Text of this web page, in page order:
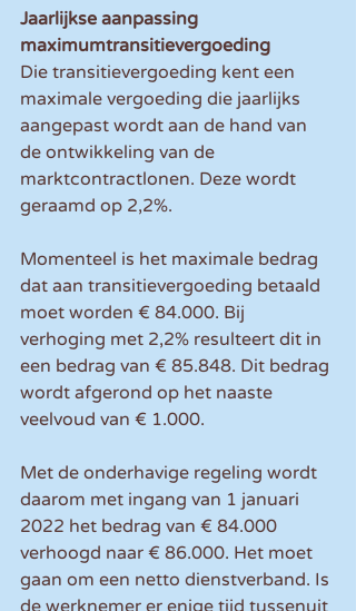
Jaarlijkse aanpassing
maximumtransitievergoeding
Die transitievergoeding kent een
maximale vergoeding die jaarlijks
aangepast wordt aan de hand van
de ontwikkeling van de
marktcontractlonen. Deze wordt
geraamd op 2,2%.
Momenteel is het maximale bedrag
dat aan transitievergoeding betaald
moet worden € 84.000. Bij
verhoging met 2,2% resulteert dit in
een bedrag van € 85.848. Dit bedrag
wordt afgerond op het naaste
veelvoud van € 1.000.
Met de onderhavige regeling wordt
daarom met ingang van 1 januari
2022 het bedrag van € 84.000
verhoogd naar € 86.000. Het moet
gaan om een netto dienstverband. Is